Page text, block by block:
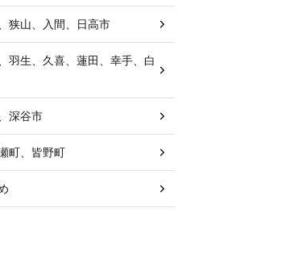
狭山、入間、日高市
羽生、久喜、蓮田、幸手、白
深谷市
町、皆野町